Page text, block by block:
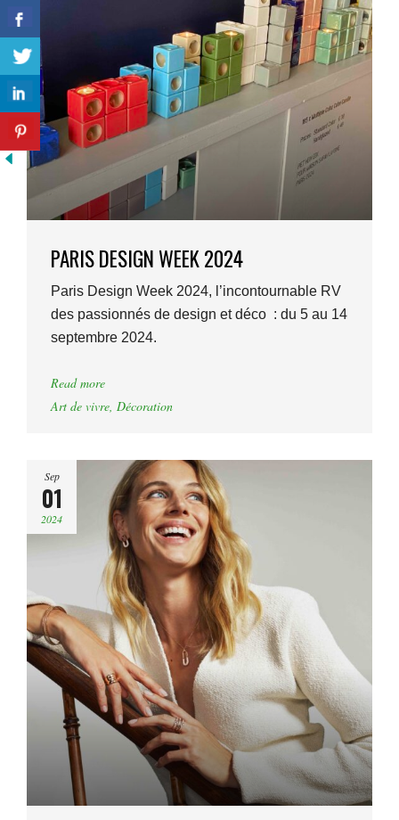
PARIS DESIGN WEEK 2024
Paris Design Week 2024, l’incontournable RV
des passionnés de design et déco : du 5 au 14
septembre 2024.
Read more
Art de vivre Décoration
Sep
01
2024